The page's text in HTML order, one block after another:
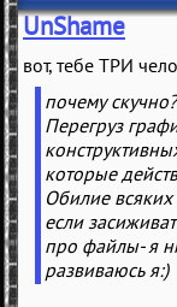
UnShame
вот, тебе ТРИ
почему скучно?
Перегруз
которые
Обилие
если
про файлы- я
развиваюсь я:)